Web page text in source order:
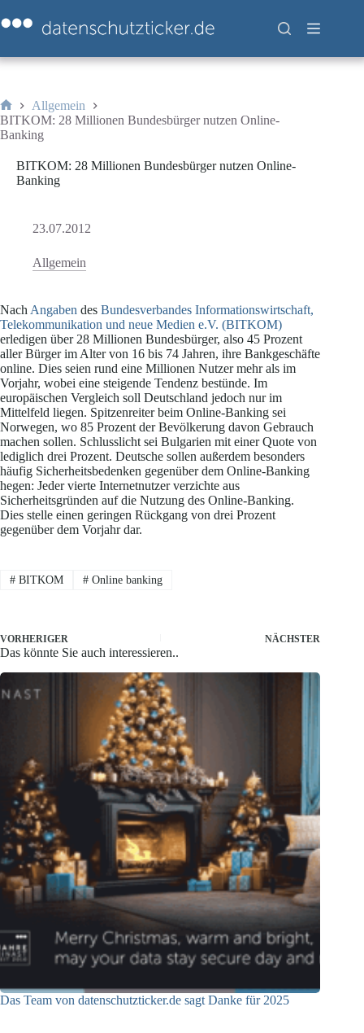
Inhalt
springen
Start
Allgemein
BITKOM: 28 Millionen Bundesbürger nutzen Online-
Banking
BITKOM: 28 Millionen Bundesbürger nutzen Online-
Banking
23.07.2012
Allgemein
Nach Angaben des Bundesverbandes Informationswirtschaft,
Telekommunikation und neue Medien e.V. (BITKOM)
erledigen über 28 Millionen Bundesbürger, also 45 Prozent
aller Bürger im Alter von 16 bis 74 Jahren, ihre Bankgeschäfte
online. Dies seien rund eine Millionen Nutzer mehr als im
Vorjahr, wobei eine steigende Tendenz bestünde. Im
europäischen Vergleich soll Deutschland jedoch nur im
Mittelfeld liegen. Spitzenreiter beim Online-Banking sei
Norwegen, wo 85 Prozent der Bevölkerung davon Gebrauch
machen sollen. Schlusslicht sei Bulgarien mit einer Quote von
lediglich drei Prozent. Deutsche sollen außerdem besonders
häufig Sicherheitsbedenken gegenüber dem Online-Banking
hegen: Jeder vierte Internetnutzer verzichte aus
Sicherheitsgründen auf die Nutzung des Online-Banking.
Dies stelle einen geringen Rückgang von drei Prozent
gegenüber dem Vorjahr dar.
#BITKOM #Online banking
VORHERIGER NÄCHSTER
Das könnte Sie auch interessieren..
Das Team von datenschutzticker.de sagt Danke für 2025